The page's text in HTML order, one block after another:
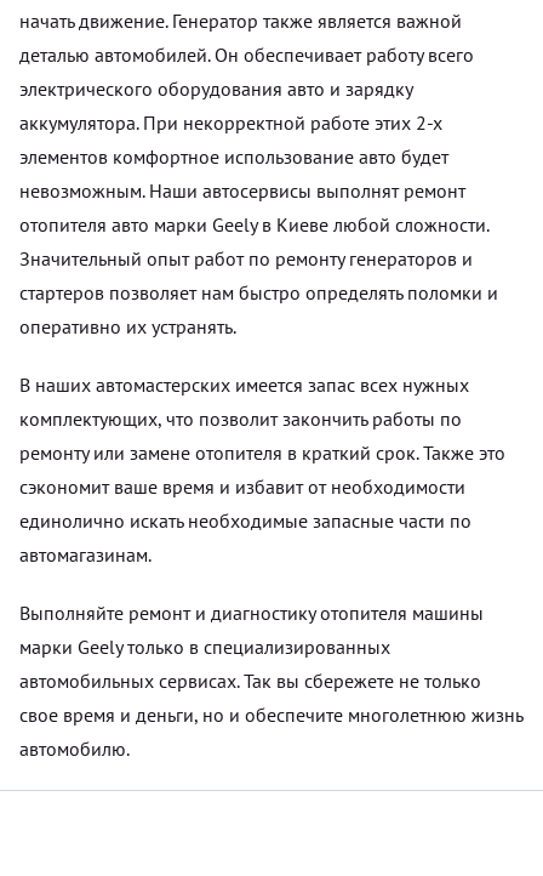
начать движение. Генератор также является важной
деталью автомобилей. Он обеспечивает работу всего
электрического оборудования авто и зарядку
аккумулятора. При некорректной работе этих 2-х
элементов комфортное использование авто будет
невозможным. Наши автосервисы выполнят ремонт
отопителя авто марки Geely в Киеве любой сложности.
Значительный опыт работ по ремонту генераторов и
стартеров позволяет нам быстро определять поломки и
оперативно их устранять.
В наших автомастерских имеется запас всех нужных
комплектующих, что позволит закончить работы по
ремонту или замене отопителя в краткий срок. Также это
сэкономит ваше время и избавит от необходимости
единолично искать необходимые запасные части по
автомагазинам.
Выполняйте ремонт и диагностику отопителя машины
марки Geely только в специализированных
автомобильных сервисах. Так вы сбережете не только
свое время и деньги, но и обеспечите многолетнюю жизнь
автомобилю.